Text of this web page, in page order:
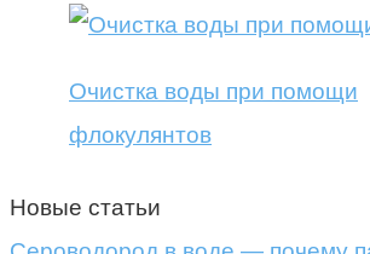
Очистка воды при помощи
флокулянтов
Новые статьи